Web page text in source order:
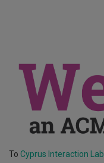
Το Cyprus Interaction Lab